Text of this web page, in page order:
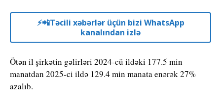
⚡️📲Təcili xəbərlər üçün bizi WhatsApp
kanalından izlə
Ötən il şirkətin gəlirləri 2024-cü ildəki 177.5 min
manatdan 2025-ci ildə 129.4 min manata enərək 27%
azalıb.